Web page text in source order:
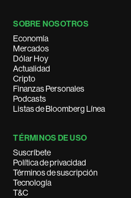
SOBRE NOSOTROS
Economía
Mercados
Dólar Hoy
Actualidad
Cripto
Finanzas Personales
Podcasts
Listas de Bloomberg Línea
TÉRMINOS DE USO
Suscríbete
Política de privacidad
Términos de suscripción
Tecnología
T&C